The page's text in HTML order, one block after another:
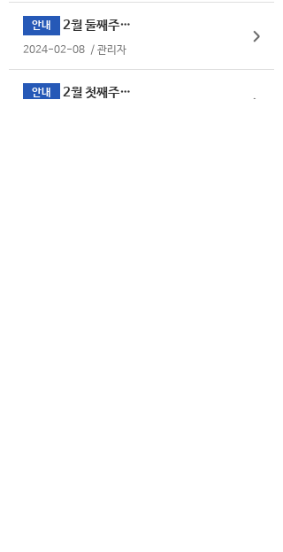
안내 2월 둘째주식단표
2024-02-08 / 관리자
안내 2월 첫째주식단표